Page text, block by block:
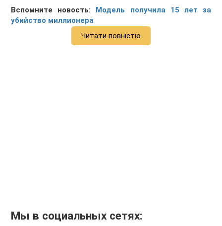
Вспомните новость: Модель получила 15 лет за
убийство миллионера
Читати повністю
Мы в социальных сетях: